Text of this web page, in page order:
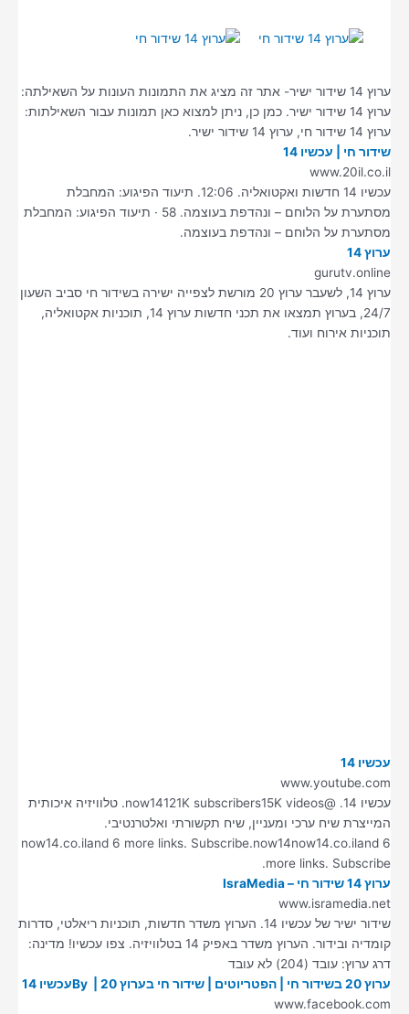
ערוץ 14 שידור ישיר- אתר זה מציג את התמונות העונות על השאילתה:
ערוץ 14 שידור ישיר. כמן כן, ניתן למצוא כאן תמונות עבור השאילתות:
ערוץ 14 שידור חי, ערוץ 14 שידור ישיר.
שידור חי | עכשיו 14
www.20il.co.il
עכשיו 14 חדשות ואקטואליה. 12:06. תיעוד הפיגוע: המחבלת
מסתערת על הלוחם – ונהדפת בעוצמה. 58 · תיעוד הפיגוע: המחבלת
מסתערת על הלוחם – ונהדפת בעוצמה.
ערוץ 14
gurutv.online
ערוץ 14, לשעבר ערוץ 20 מורשת לצפייה ישירה בשידור חי סביב השעון
24/7, בערוץ תמצאו את תכני חדשות ערוץ 14, תוכניות אקטואליה,
תוכניות אירוח ועוד.
עכשיו 14
www.youtube.com
עכשיו 14. @now14121K subscribers15K videos. טלוויזיה איכותית
המייצרת שיח ערכי ומעניין, שיח תקשורתי ואלטרנטיבי.
now14.co.iland 6 more links. Subscribe.now14now14.co.iland 6
more links. Subscribe.
ערוץ 14 שידור חי – IsraMedia
www.isramedia.net
שידור ישיר של עכשיו 14. הערוץ משדר חדשות, תוכניות ריאלטי, סדרות
קומדיה ובידור. הערוץ משדר באפיק 14 בטלוויזיה. צפו עכשיו! מדינה:
דרג ערוץ: עובד (204) לא עובד
ערוץ 20 בשידור חי | הפטריוטים | שידור חי בערוץ 20 | By ‎עכשיו 14
www.facebook.com